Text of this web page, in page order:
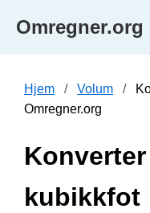
Omregner.org
Hjem Volum
Omregner.org
kubikkfot